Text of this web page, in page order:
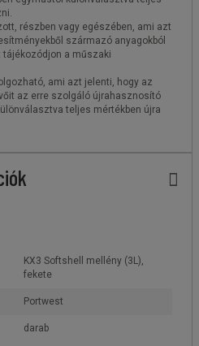
részben vagy egészében, ami azt
származó anyagokból
tájékozódjon a műszaki
ami azt jelenti, hogy az
az erre szolgáló újrahasznosító
teljes mértékben újra
KX3 Softshell mellény (3L),
fekete
Portwest
darab